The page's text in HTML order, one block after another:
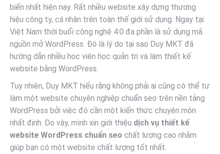
biến nhất hiện nay. Rất nhiều website xây dựng thương
hiệu công ty, cá nhân trên toàn thế giới sử dụng. Ngay tại
Việt Nam thời buổi công nghệ 4.0 đa phần là sử dụng mã
nguồn mở WordPress. Đó là lý do tại sao Duy MKT đã
hướng dẫn nhiều học viên học quản trị và làm thiết kế
website bằng WordPress.
Tuy nhiên, Duy MKT hiểu rằng không phải ai cũng có thể tự
làm một website chuyên nghiệp chuẩn seo trên nền tảng
WordPress bởi việc đó cần một kiến thức chuyên môn
nhất định. Do vậy, mình xin giới thiệu dịch vụ thiết kế
website WordPress chuẩn seo chất lượng cao nhằm
giúp bạn có một website chất lượng tốt nhất.